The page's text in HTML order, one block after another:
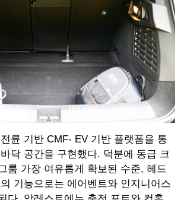
륜 기반 CMF- EV 기반 플랫폼을 통
닥 공간을 구현했다. 덕분에 동급 크
룸 가장 여유롭게 확보된 수준, 헤드
기능으로는 에어벤트와 인지니어스